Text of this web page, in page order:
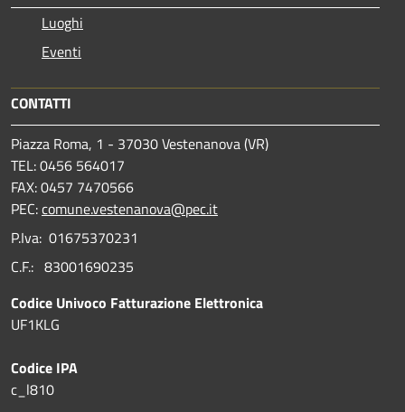
Luoghi
Eventi
CONTATTI
Piazza Roma, 1 - 37030 Vestenanova (VR)
TEL: 0456 564017
FAX: 0457 7470566
PEC:comune.vestenanova@pec.it
P.Iva: 01675370231
C.F.: 83001690235
Codice Univoco Fatturazione Elettronica
UF1KLG
Codice IPA
c_l810